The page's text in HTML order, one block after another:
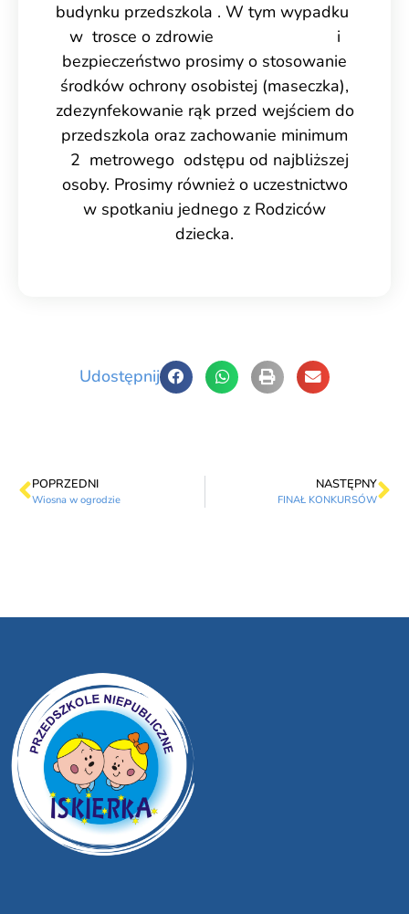
budynku przedszkola . W tym wypadku
w trosce o zdrowie i
bezpieczeństwo prosimy o stosowanie
środków ochrony osobistej (maseczka),
zdezynfekowanie rąk przed wejściem do
przedszkola oraz zachowanie minimum
2 metrowego odstępu od najbliższej
osoby. Prosimy również o uczestnictwo
w spotkaniu jednego z Rodziców
dziecka.
Udostępnij
POPRZEDNI
Wiosna w ogrodzie
NASTĘPNY
FINAŁ KONKURSÓW